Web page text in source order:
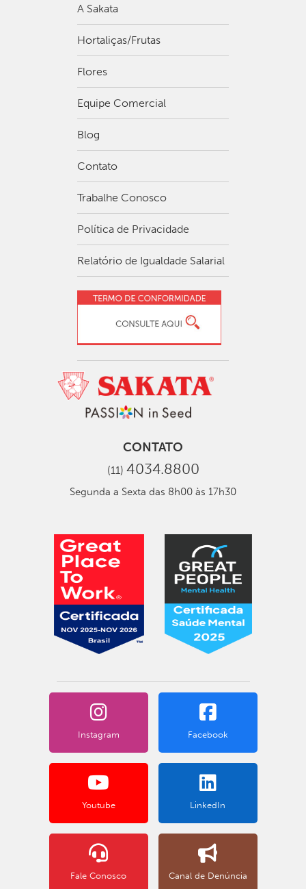
A Sakata
Hortaliças/Frutas
Flores
Equipe Comercial
Blog
Contato
Trabalhe Conosco
Política de Privacidade
Relatório de Igualdade Salarial
CONTATO
(11) 4034.8800
Segunda a Sexta das 8h00 às 17h30
Instagram Facebook
Youtube LinkedIn
Fale Conosco Canal de Denúncia